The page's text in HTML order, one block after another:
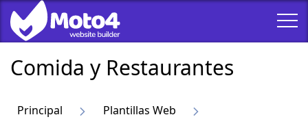
Comida y Restaurantes
Principal
Plantillas Web